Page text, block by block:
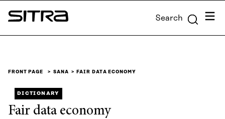
Skip to
content
Sitra Search Menu
FRONT PAGE SANA FAIR DATA ECONOMY
DICTIONARY
Fair data economy